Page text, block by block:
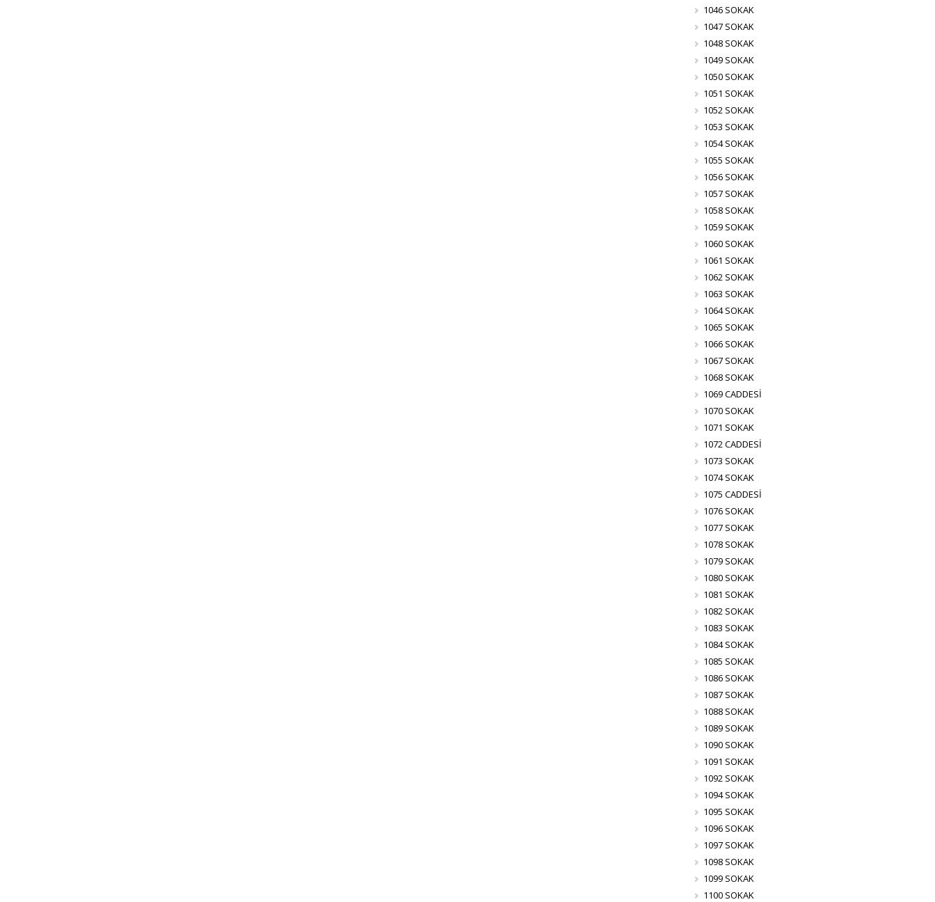
1046 SOKAK
1047 SOKAK
1048 SOKAK
1049 SOKAK
1050 SOKAK
1051 SOKAK
1052 SOKAK
1053 SOKAK
1054 SOKAK
1055 SOKAK
1056 SOKAK
1057 SOKAK
1058 SOKAK
1059 SOKAK
1060 SOKAK
1061 SOKAK
1062 SOKAK
1063 SOKAK
1064 SOKAK
1065 SOKAK
1066 SOKAK
1067 SOKAK
1068 SOKAK
1069 CADDESİ
1070 SOKAK
1071 SOKAK
1072 CADDESİ
1073 SOKAK
1074 SOKAK
1075 CADDESİ
1076 SOKAK
1077 SOKAK
1078 SOKAK
1079 SOKAK
1080 SOKAK
1081 SOKAK
1082 SOKAK
1083 SOKAK
1084 SOKAK
1085 SOKAK
1086 SOKAK
1087 SOKAK
1088 SOKAK
1089 SOKAK
1090 SOKAK
1091 SOKAK
1092 SOKAK
1094 SOKAK
1095 SOKAK
1096 SOKAK
1097 SOKAK
1098 SOKAK
1099 SOKAK
1100 SOKAK